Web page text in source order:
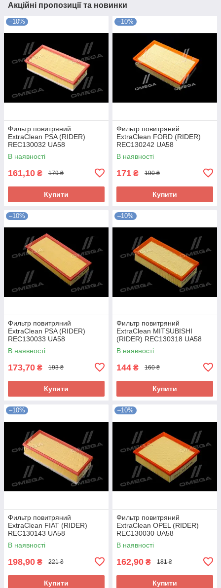
Акційні пропозиції та новинки
–10%
Фильтр повитряний
ExtraClean PSA (RIDER)
REC130032 UA58
В наявності
161,10 ₴ 179 ₴
Купити
–10%
Фильтр повитряний
ExtraClean FORD (RIDER)
REC130242 UA58
В наявності
171 ₴ 190 ₴
Купити
–10%
Фильтр повитряний
ExtraClean PSA (RIDER)
REC130033 UA58
В наявності
173,70 ₴ 193 ₴
Купити
–10%
Фильтр повитряний
ExtraClean MITSUBISHI
(RIDER) REC130318 UA58
В наявності
144 ₴ 160 ₴
Купити
–10%
Фильтр повитряний
ExtraClean FIAT (RIDER)
REC130143 UA58
В наявності
198,90 ₴ 221 ₴
Купити
–10%
Фильтр повитряний
ExtraClean OPEL (RIDER)
REC130030 UA58
В наявності
162,90 ₴ 181 ₴
Купити